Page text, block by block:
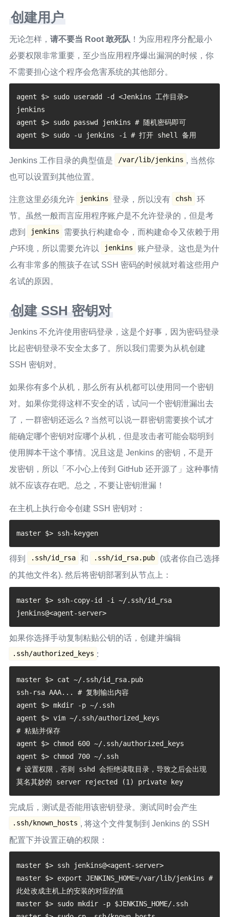
创建用户
无论怎样， 请不要当 Root 敢死队 ！为应用程序分配最小
必要权限非常重要，至少当应用程序爆出漏洞的时候，你
不需要担心这个程序会危害系统的其他部分。
agent $> sudo useradd -d <Jenkins 工作目录>
jenkins
agent $> sudo passwd jenkins # 随机密码即可
Jenkins 工作目录的典型值是 /var/lib/jenkins , 当然你
也可以设置到其他位置。
注意这里必须允许 jenkins 登录，所以没有 chsh
环
节。虽然一般而言应用程序账户是不允许登录的，但是考
虑到
jenkins
需要执行构建命令，而构建命令又依赖于用
户环境，所以需要允许以
jenkins
账户登录。这也是为什
么有非常多的熊孩子在试 SSH 密码的时候就对着这些用户
名试的原因。
创建 SSH 密钥对
Jenkins 不允许使用密码登录，这是个好事，因为密码登录
比起密钥登录不安全太多了。所以我们需要为从机创建
SSH 密钥对。
如果你有多个从机，那么所有从机都可以使用同一个密钥
对。如果你觉得这样不安全的话，试问一个密钥泄漏出去
了，一群密钥还远么？当然可以说一群密钥需要挨个试才
能确定哪个密钥对应哪个从机，但是攻击者可能会聪明到
使用脚本干这个事情。况且这是 Jenkins 的密钥，不是开
发密钥，所以「不小心上传到 GitHub 还开源了」这种事情
就不应该存在吧。总之，不要让密钥泄漏！
在主机上执行命令创建 SSH 密钥对：
master $> ssh-keygen
得到 .ssh/id_rsa 和 .ssh/id_rsa.pub
(或者你自己选择
的其他文件名). 然后将密钥部署到从节点上：
master $> ssh-copy-id -i ~/.ssh/id_rsa
jenkins@<agent-server>
如果你选择手动复制粘贴公钥的话，创建并编辑
.ssh/authorized_keys :
master $> cat ~/.ssh/id_rsa.pub
ssh-rsa AAA... # 复制输出内容
agent $> mkdir -p ~/.ssh
agent $> vim ~/.ssh/authorized_keys
# 粘贴并保存
agent $> chmod 600 ~/.ssh/authorized_keys
agent $> chmod 700 ~/.ssh
# 设置权限，否则 sshd 会拒绝读取目录，导致之后会出现
莫名其妙的 server rejected (1) private key
完成后，测试是否能用该密钥登录。测试同时会产生
.ssh/known_hosts , 将这个文件复制到 Jenkins 的 SSH
配置下并设置正确的权限：
master $> ssh jenkins@<agent-server>
master $> export JENKINS_HOME=/var/lib/jenkins #
此处改成主机上的安装的对应的值
master $> sudo mkdir -p $JENKINS_HOME/.ssh